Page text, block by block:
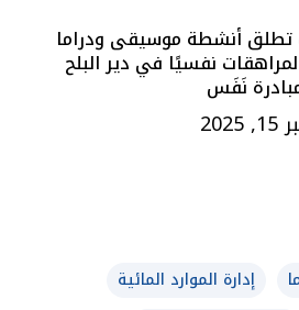
تطلق أنشطة موسيقى ودراما
نفسيًا في دير البلح
نَفَس
إدارة الموارد المائية